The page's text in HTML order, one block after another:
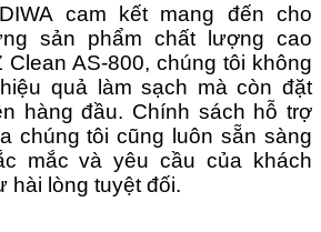
cam kết mang đến cho
sản phẩm chất lượng cao
Clean AS-800, chúng tôi không
quả làm sạch mà còn đặt
hàng đầu. Chính sách hỗ trợ
chúng tôi cũng luôn sẵn sàng
mắc và yêu cầu của khách
hài lòng tuyệt đối.